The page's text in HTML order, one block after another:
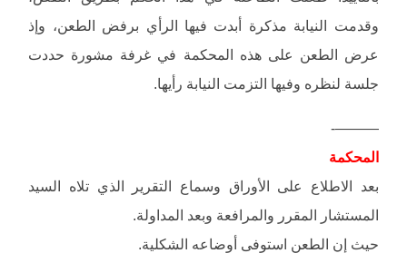
وقدمت النيابة مذكرة أبدت فيها الرأي برفض الطعن، وإذ
عرض الطعن على هذه المحكمة في غرفة مشورة حددت
جلسة لنظره وفيها التزمت النيابة رأيها.
———-
المحكمة
بعد الاطلاع على الأوراق وسماع التقرير الذي تلاه السيد
المستشار المقرر والمرافعة وبعد المداولة.
حيث إن الطعن استوفى أوضاعه الشكلية.